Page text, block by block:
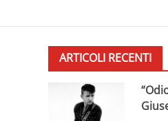
ARTICOLI RECENTI